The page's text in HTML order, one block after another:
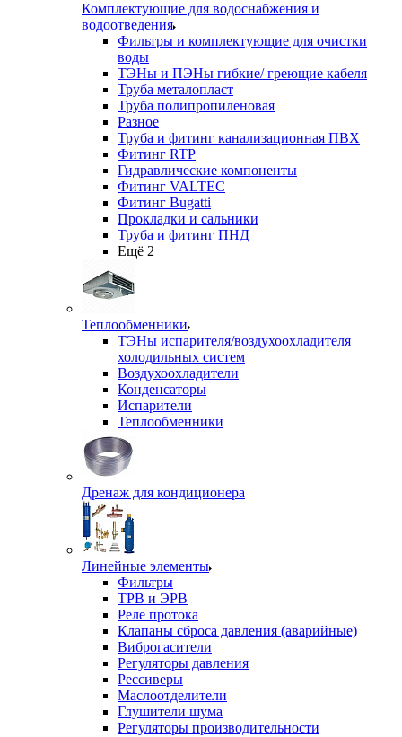
Комплектующие для водоснабжения и
водоотведения
Фильтры и комплектующие для очистки
воды
ТЭНы и ПЭНы гибкие/ греющие кабеля
Труба металопласт
Труба полипропиленовая
Разное
Труба и фитинг канализационная ПВХ
Фитинг RTP
Гидравлические компоненты
Фитинг VALTEC
Фитинг Bugatti
Прокладки и сальники
Труба и фитинг ПНД
Ещё 2
Теплообменники
ТЭНы испарителя/воздухоохладителя
холодильных систем
Воздухоохладители
Конденсаторы
Испарители
Теплообменники
Дренаж для кондиционера
Линейные элементы
Фильтры
ТРВ и ЭРВ
Реле протока
Клапаны сброса давления (аварийные)
Виброгасители
Регуляторы давления
Рессиверы
Маслоотделители
Глушители шума
Регуляторы производительности